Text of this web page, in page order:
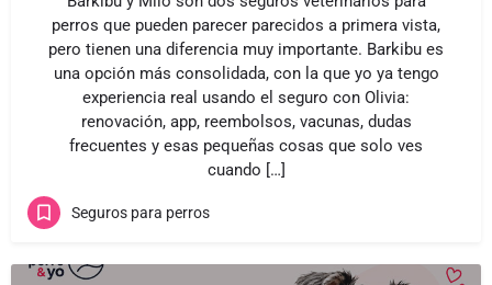
perros que pueden parecer parecidos a primera vista,
pero tienen una diferencia muy importante. Barkibu es
una opción más consolidada, con la que yo ya tengo
experiencia real usando el seguro con Olivia:
renovación, app, reembolsos, vacunas, dudas
frecuentes y esas pequeñas cosas que solo ves
cuando […]
Seguros para perros